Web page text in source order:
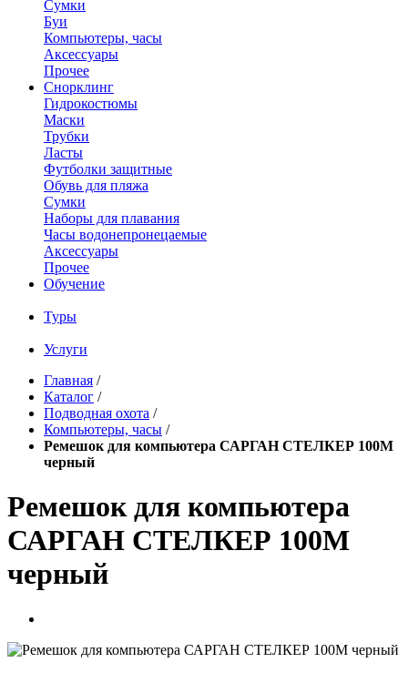
Сумки
Буи
Компьютеры, часы
Аксессуары
Прочее
Снорклинг
Гидрокостюмы
Маски
Трубки
Ласты
Футболки защитные
Обувь для пляжа
Сумки
Наборы для плавания
Часы водонепронецаемые
Аксессуары
Прочее
Обучение
Туры
Услуги
Главная /
Каталог /
Подводная охота /
Компьютеры, часы /
Ремешок для компьютера САРГАН СТЕЛКЕР 100М
черный
Ремешок для компьютера
САРГАН СТЕЛКЕР 100М
черный